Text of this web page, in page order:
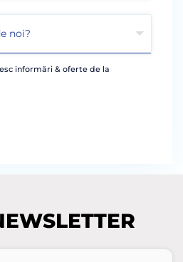
informări & oferte de la